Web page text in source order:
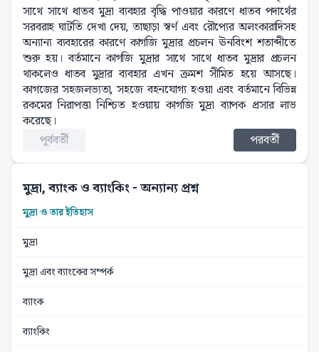
সাথে সাথে ধাতব মুদ্রা ব্যবহার বৃদ্ধি পাওয়ার কারণে ধাতব পদার্থের
সরবরাহ ঘাটতি দেখা দেয়, তাছাড়া স্বর্ণ এবং রৌপ্যের অলংকারাদিসহ
অন্যান্য ব্যবহারের কারণে কাগজি মুদ্রার প্রচলন ঊনবিংশ শতাব্দীতে
শুরু হয়। বর্তমানে কাগজি মুদ্রার সাথে সাথে ধাতব মুদ্রার প্রচলন
থাকলেও ধাতব মুদ্রার ব্যবহার এখন ক্রমশ সীমিত হয়ে আসছে।
কাগজের সহজলভ্যতা, সহজে বহনযোগ্য হওয়া এবং বর্তমানে বিভিন্ন
রকমের নিরাপত্তা নিশ্চিত হওয়ায় কাগজি মুদ্রা ব্যাপক প্রসার লাভ
করেছে।
পূর্ববর্তী
পরবর্তী
মুদ্রা, ব্যাংক ও ব্যাংকিং - অন্যান্য প্রশ্ন
মুদ্রা ও তার ইতিহাস
মুদ্রা
মুদ্রা এবং ব্যাংকের সম্পর্ক
ব্যাংক
ব্যাংকিং